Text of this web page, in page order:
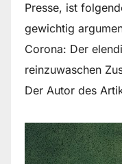
Presse, ist
gewichtig
Corona: Der
reinzuwaschen
Der Autor des